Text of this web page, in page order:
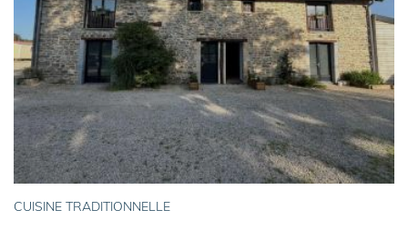
CUISINE TRADITIONNELLE